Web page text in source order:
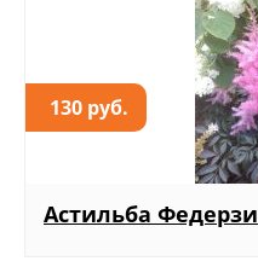
130 руб.
Астильба Федерзи